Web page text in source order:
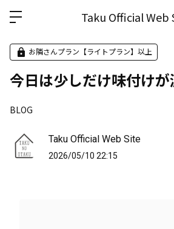
Taku Official Web
お隣さんプラン【ライトプラン】以上
今日は少しだけ味付けが
BLOG
Taku Official Web Site
2026/05/10 22:15